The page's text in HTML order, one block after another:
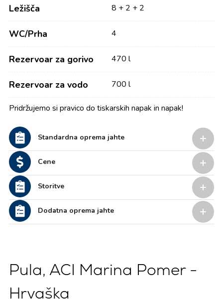
Ležišča 8 + 2 + 2
WC/Prha 4
Rezervoar za gorivo 470 l
Rezervoar za vodo 700 l
Pridržujemo si pravico do tiskarskih napak in napak!
Standardna oprema jahte
Cene
Storitve
Dodatna oprema jahte
Pula, ACI Marina Pomer -
Hrvaška